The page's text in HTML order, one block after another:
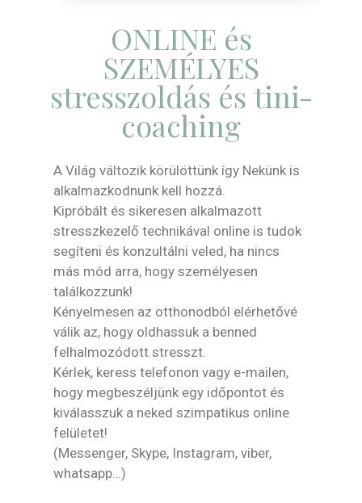
ONLINE és
SZEMÉLYES
stresszoldás és tini-
coaching
A Világ változik körülöttünk így Nekünk is
alkalmazkodnunk kell hozzá.
Kipróbált és sikeresen alkalmazott
stresszkezelő technikával online is tudok
segíteni és konzultálni veled, ha nincs
más mód arra, hogy személyesen
találkozzunk!
Kényelmesen az otthonodból elérhetővé
válik az, hogy oldhassuk a benned
felhalmozódott stresszt.
Kérlek, keress telefonon vagy e-mailen,
hogy megbeszéljünk egy időpontot és
kiválasszuk a neked szimpatikus online
felületet!
(Messenger, Skype, Instagram, viber,
whatsapp…)